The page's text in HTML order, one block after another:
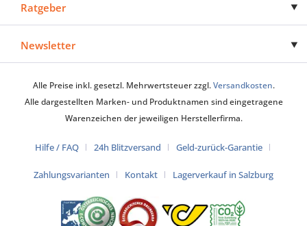
Ratgeber
Newsletter
Alle Preise inkl. gesetzl. Mehrwertsteuer zzgl.Versandkosten.
Alle dargestellten Marken- und Produktnamen sind eingetragene
Warenzeichen der jeweiligen Herstellerfirma.
Hilfe / FAQ 24h Blitzversand Geld-zurück-Garantie
Zahlungsvarianten Kontakt Lagerverkauf in Salzburg